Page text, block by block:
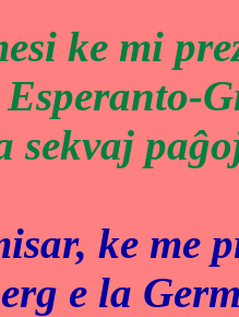
ke mi
G
sekvaj
ke me
e la